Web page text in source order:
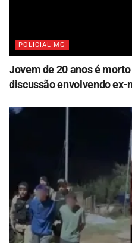
POLICIAL MG
Jovem de 20 anos é
discussão envolvendo